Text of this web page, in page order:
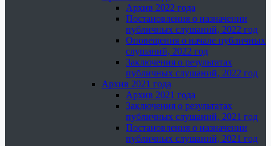
Архив 2022 года
Постановления о назначении
публичных слушаний, 2022 год
Оповещения о начале публичных
слушаний, 2022 год
Заключения о результатах
публичных слушаний, 2022 год
Архив 2021 года
Архив 2021 года
Заключения о результатах
публичных слушаний, 2021 год
Постановления о назначении
публичных слушаний, 2021 год